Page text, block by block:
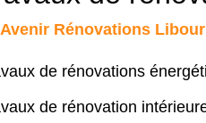
Avenir Rénovations
de rénovations
de rénovation